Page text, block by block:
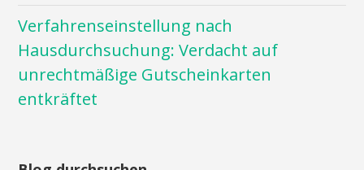
Verfahrenseinstellung nach
Hausdurchsuchung: Verdacht auf
unrechtmäßige Gutscheinkarten
entkräftet